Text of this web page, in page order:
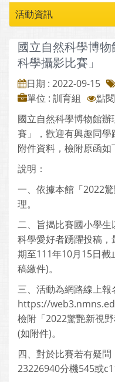
活動資訊
國立自然科學博
科學攝影比賽」
日期 : 2022-09-15
單位 : 訓育組
點
國立自然科學博物館
賽」，歡迎有興趣同
附件資料，檢附原函如
說明：
一、依據本館「2022
理。
二、旨揭比賽國小學
科學愛好者踴躍投稿
期至111年10月15日截
稿繳件)。
三、活動為網路線上報
https://
檢附「2022驚艷新視
(如附件)。
四、對於比賽若有疑
23226940分機545或